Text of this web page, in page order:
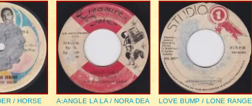
/ HORSE
A:ANGLE LA LA / NORA DEA
LOVE BUMP / LONE RANGE